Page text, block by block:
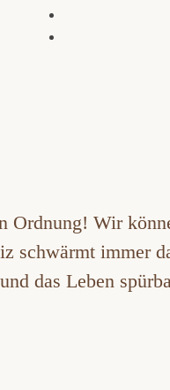
Wir
schwärmt immer
das Leben